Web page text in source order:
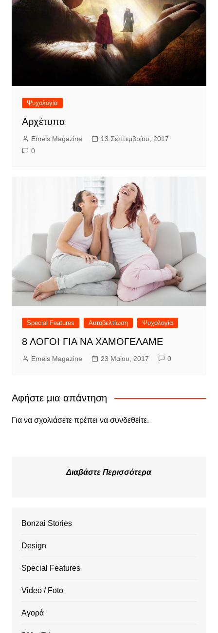
Ψυχολογία
Αρχέτυπα
Emeis Magazine
13 Σεπτεμβρίου, 2017
0
Special Features Αυτοβελτίωση Ψυχολογία
8 ΛΟΓΟΙ ΓΙΑ ΝΑ ΧΑΜΟΓΕΛΑΜΕ
Emeis Magazine 23 Μαΐου, 2017 0
Αφήστε μια απάντηση
Για να σχολιάσετε πρέπει να συνδεθείτε.
Διαβάστε Περισσότερα
Bonzai Stories
Design
Special Features
Video / Foto
Αγορά